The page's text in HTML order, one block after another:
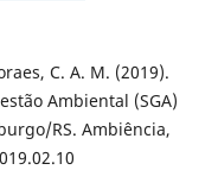
C. A. M. (2019).
Ambiental (SGA)
RS. Ambiência,